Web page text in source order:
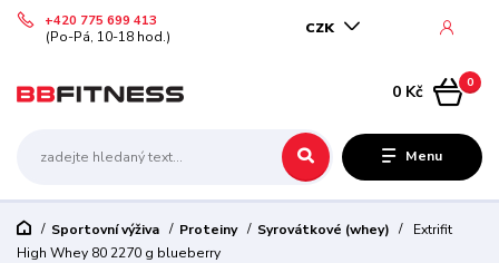
Menu
CZK
+420 775 699 413
(Po-Pá, 10-18 hod.)
0
0 Kč
Sportovní výživa Proteiny Syrovátkové (whey)
Extrifit
High Whey 80 2270 g blueberry